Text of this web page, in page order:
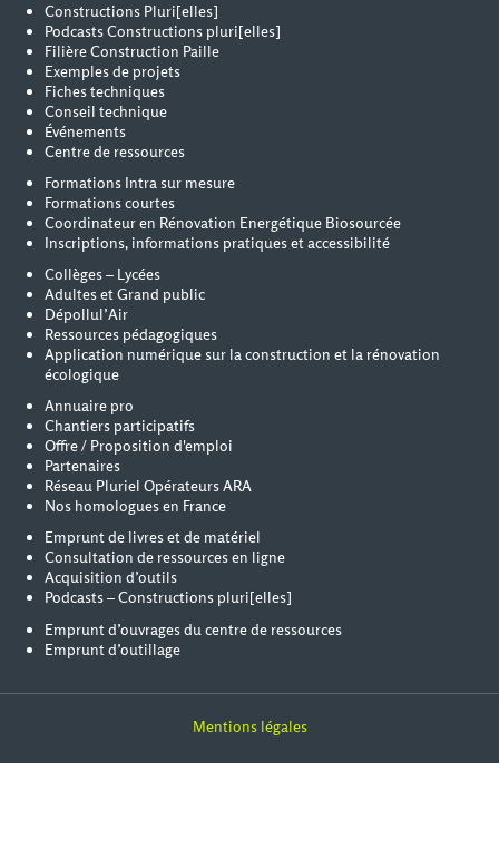
Constructions Pluri[elles]
Podcasts Constructions pluri[elles]
Filière Construction Paille
Exemples de projets
Fiches techniques
Conseil technique
Événements
Centre de ressources
Formations Intra sur mesure
Formations courtes
Coordinateur en Rénovation Energétique Biosourcée
Inscriptions, informations pratiques et accessibilité
Collèges – Lycées
Adultes et Grand public
Dépollul’Air
Ressources pédagogiques
Application numérique sur la construction et la rénovation
écologique
Annuaire pro
Chantiers participatifs
Offre / Proposition d'emploi
Partenaires
Réseau Pluriel Opérateurs ARA
Nos homologues en France
Emprunt de livres et de matériel
Consultation de ressources en ligne
Acquisition d’outils
Podcasts – Constructions pluri[elles]
Emprunt d’ouvrages du centre de ressources
Emprunt d’outillage
Mentions légales